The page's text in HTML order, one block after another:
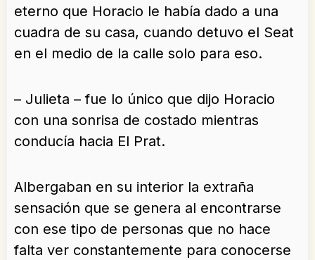
eterno que Horacio le había dado a una
cuadra de su casa, cuando detuvo el Seat
en el medio de la calle solo para eso.
– Julieta – fue lo único que dijo Horacio
con una sonrisa de costado mientras
conducía hacia El Prat.
Albergaban en su interior la extraña
sensación que se genera al encontrarse
con ese tipo de personas que no hace
falta ver constantemente para conocerse